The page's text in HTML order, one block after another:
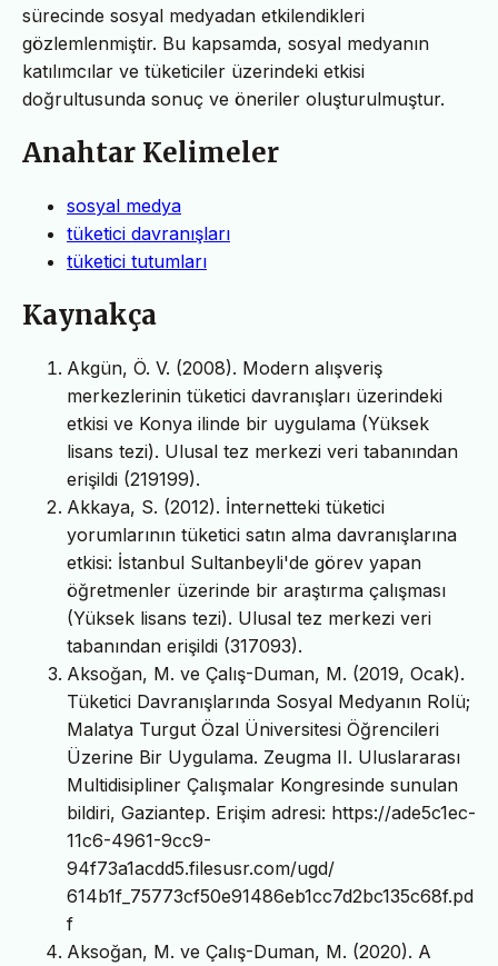
sürecinde sosyal medyadan etkilendikleri
gözlemlenmiştir. Bu kapsamda, sosyal medyanın
katılımcılar ve tüketiciler üzerindeki etkisi
doğrultusunda sonuç ve öneriler oluşturulmuştur.
Anahtar Kelimeler
sosyal medya
tüketici davranışları
tüketici tutumları
Kaynakça
Akgün, Ö. V. (2008). Modern alışveriş
merkezlerinin tüketici davranışları üzerindeki
etkisi ve Konya ilinde bir uygulama (Yüksek
lisans tezi). Ulusal tez merkezi veri tabanından
erişildi (219199).
Akkaya, S. (2012). İnternetteki tüketici
yorumlarının tüketici satın alma davranışlarına
etkisi: İstanbul Sultanbeyli'de görev yapan
öğretmenler üzerinde bir araştırma çalışması
(Yüksek lisans tezi). Ulusal tez merkezi veri
tabanından erişildi (317093).
Aksoğan, M. ve Çalış-Duman, M. (2019, Ocak).
Tüketici Davranışlarında Sosyal Medyanın Rolü;
Malatya Turgut Özal Üniversitesi Öğrencileri
Üzerine Bir Uygulama. Zeugma II. Uluslararası
Multidisipliner Çalışmalar Kongresinde sunulan
bildiri, Gaziantep. Erişim adresi: https://ade5c1ec-
11c6-4961-9cc9-
94f73a1acdd5.filesusr.com/ugd/
614b1f_75773cf50e91486eb1cc7d2bc135c68f.pd
f
Aksoğan, M. ve Çalış-Duman, M. (2020). A